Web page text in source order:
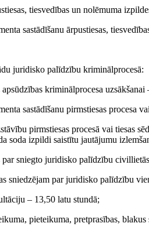
tiesvedības un nolēmuma
sastādīšanu ārpustiesas,
juridisko palīdzību kriminālprocesā:
kriminālprocesa
sastādīšanu pirmstiesas procesa
pirmstiesas procesā vai tiesas
soda izpildi saistītu jautājumu
par sniegto juridisko palīdzību
sniedzējam par juridisko palīdzību
– 13,50 latu stundā;
pieteikuma, pretprasības,